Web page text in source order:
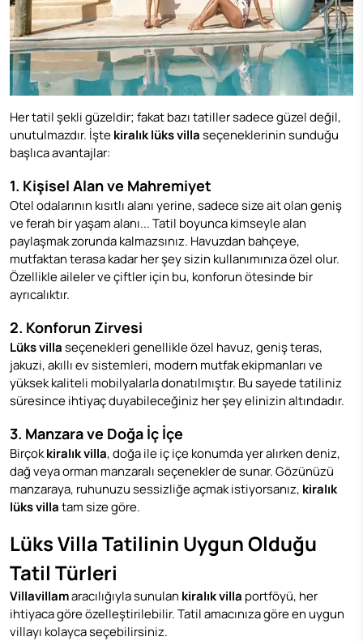
Her tatil şekli güzeldir; fakat bazı tatiller sadece güzel değil,
unutulmazdır. İştekiralık lüks villaseçeneklerinin sunduğu
başlıca avantajlar:
1. Kişisel Alan ve Mahremiyet
Otel odalarının kısıtlı alanı yerine, sadece size ait olan geniş
ve ferah bir yaşam alanı... Tatil boyunca kimseyle alan
paylaşmak zorunda kalmazsınız. Havuzdan bahçeye,
mutfaktan terasa kadar her şey sizin kullanımınıza özel olur.
Özellikle aileler ve çiftler için bu, konforun ötesinde bir
ayrıcalıktır.
2. Konforun Zirvesi
Lüks villaseçenekleri genellikle özel havuz, geniş teras,
jakuzi, akıllı ev sistemleri, modern mutfak ekipmanları ve
yüksek kaliteli mobilyalarla donatılmıştır. Bu sayede tatiliniz
süresince ihtiyaç duyabileceğiniz her şey elinizin altındadır.
3. Manzara ve Doğa İç İçe
Birçokkiralık villa, doğa ile iç içe konumda yer alırken deniz,
dağ veya orman manzaralı seçenekler de sunar. Gözünüzü
manzaraya, ruhunuzu sessizliğe açmak istiyorsanız, kiralık
lüks villatam size göre.
Lüks Villa Tatilinin Uygun Olduğu
Tatil Türleri
Villavillamaracılığıyla sunulan kiralık villa portföyü, her
ihtiyaca göre özelleştirilebilir. Tatil amacınıza göre en uygun
villayı kolayca seçebilirsiniz.